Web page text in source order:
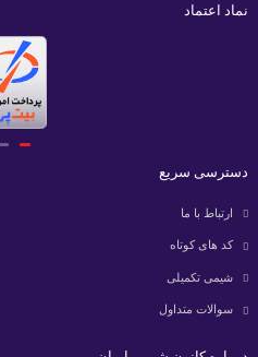
نماد اعتماد
دسترسی سریع
ارتباط با ما
کد های کوتاه
شیمی تکمیلی
سوالات متداول